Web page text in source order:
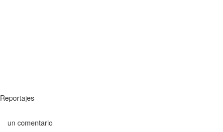
Reportajes
un comentario